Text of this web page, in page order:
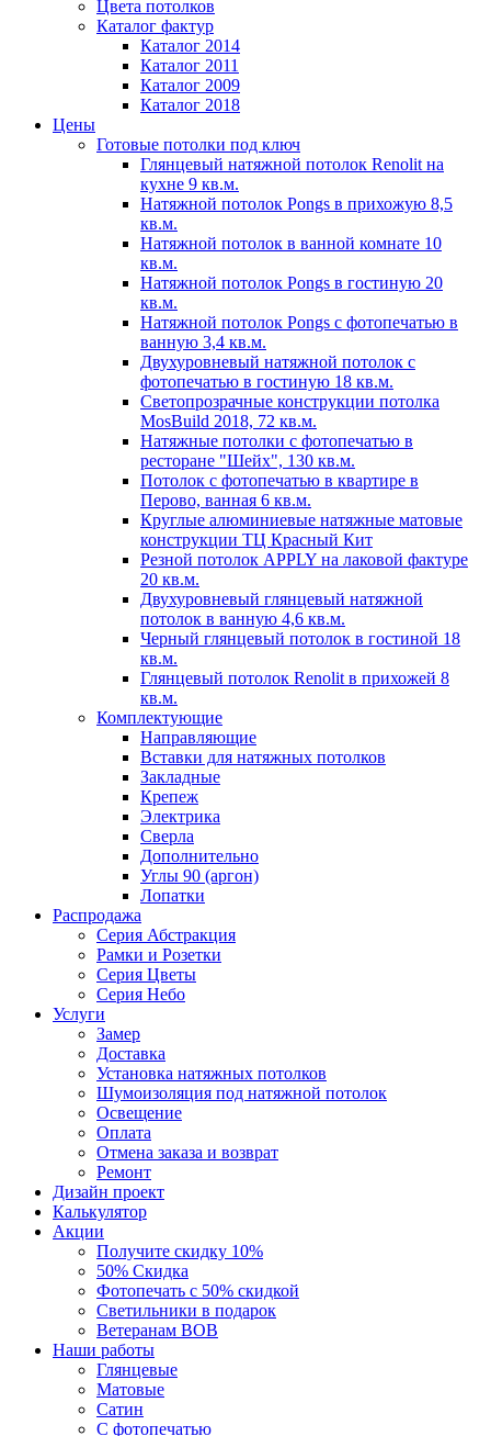
Цвета потолков
Каталог фактур
Каталог 2014
Каталог 2011
Каталог 2009
Каталог 2018
Цены
Готовые потолки под ключ
Глянцевый натяжной потолок Renolit на
кухне 9 кв.м.
Натяжной потолок Pongs в прихожую 8,5
кв.м.
Натяжной потолок в ванной комнате 10
кв.м.
Натяжной потолок Pongs в гостиную 20
кв.м.
Натяжной потолок Pongs с фотопечатью в
ванную 3,4 кв.м.
Двухуровневый натяжной потолок с
фотопечатью в гостиную 18 кв.м.
Светопрозрачные конструкции потолка
MosBuild 2018, 72 кв.м.
Натяжные потолки с фотопечатью в
ресторане "Шейх", 130 кв.м.
Потолок с фотопечатью в квартире в
Перово, ванная 6 кв.м.
Круглые алюминиевые натяжные матовые
конструкции ТЦ Красный Кит
Резной потолок APPLY на лаковой фактуре
20 кв.м.
Двухуровневый глянцевый натяжной
потолок в ванную 4,6 кв.м.
Черный глянцевый потолок в гостиной 18
кв.м.
Глянцевый потолок Renolit в прихожей 8
кв.м.
Комплектующие
Направляющие
Вставки для натяжных потолков
Закладные
Крепеж
Электрика
Сверла
Дополнительно
Углы 90 (аргон)
Лопатки
Распродажа
Серия Абстракция
Рамки и Розетки
Серия Цветы
Серия Небо
Услуги
Замер
Доставка
Установка натяжных потолков
Шумоизоляция под натяжной потолок
Освещение
Оплата
Отмена заказа и возврат
Ремонт
Дизайн проект
Калькулятор
Акции
Получите скидку 10%
50% Скидка
Фотопечать с 50% скидкой
Светильники в подарок
Ветеранам ВОВ
Наши работы
Глянцевые
Матовые
Сатин
С фотопечатью